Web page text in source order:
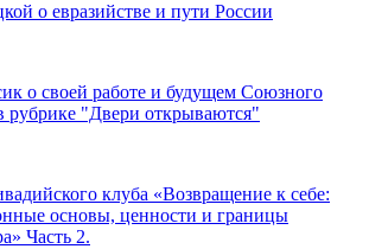
о евразийстве и пути России
о своей работе и будущем Союзного
рубрике "Двери открываются"
клуба «Возвращение к себе:
основы, ценности и границы
Часть 2.